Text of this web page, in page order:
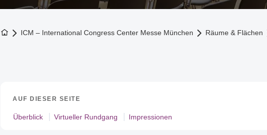
Zur Startseite
ICM – International Congress Center Messe München Räume & Flächen
AUF DIESER SEITE
Überblick Virtueller Rundgang Impressionen